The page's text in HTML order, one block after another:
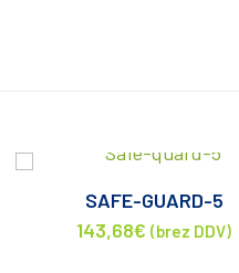
SAFE-GUARD-5
143,68€ (brez DDV)